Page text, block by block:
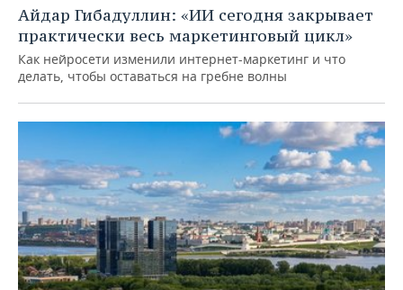
Айдар Гибадуллин: «ИИ сегодня закрывает
практически весь маркетинговый цикл»
Как нейросети изменили интернет-маркетинг и что
делать, чтобы оставаться на гребне волны